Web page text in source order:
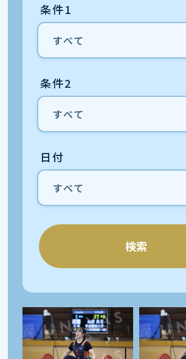
条件1
条件2
日付
検索